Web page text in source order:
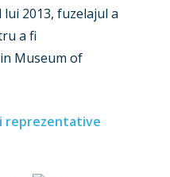
2013, fuzelajul a
a fi
Museum of
reprezentative
Industry
Accidents / Incidents
Airshows
Paris 2025
Military